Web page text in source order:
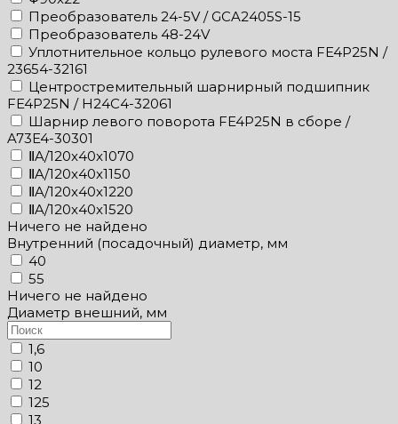
Преобразователь 24-5V / GCA2405S-15
Преобразователь 48-24V
Уплотнительное кольцо рулевого моста FE4P25N /
23654-32161
Центростремительный шарнирный подшипник
FE4P25N / H24C4-32061
Шарнир левого поворота FE4P25N в сборе /
A73E4-30301
ⅡA/120x40x1070
ⅡA/120x40x1150
ⅡA/120x40x1220
ⅡA/120x40x1520
Ничего не найдено
Внутренний (посадочный) диаметр, мм
40
55
Ничего не найдено
Диаметр внешний, мм
1,6
10
12
125
13